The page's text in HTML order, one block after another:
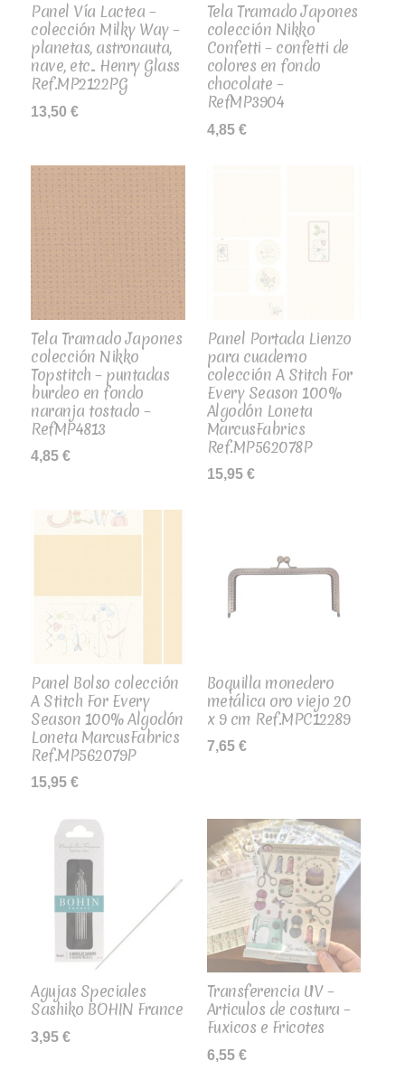
Panel Vía Lactea –
colección Milky Way –
planetas, astronauta,
nave, etc.. Henry Glass
Ref.MP2122PG
13,50 €
Tela Tramado Japones
colección Nikko
Confetti – confetti de
colores en fondo
chocolate –
RefMP3904
4,85 €
Tela Tramado Japones
colección Nikko
Topstitch – puntadas
burdeo en fondo
naranja tostado –
RefMP4813
4,85 €
Panel Portada Lienzo
para cuaderno
colección A Stitch For
Every Season 100%
Algodón Loneta
MarcusFabrics
Ref.MP562078P
15,95 €
Panel Bolso colección
A Stitch For Every
Season 100% Algodón
Loneta MarcusFabrics
Ref.MP562079P
15,95 €
Boquilla monedero
metálica oro viejo 20
x 9 cm Ref.MPC12289
7,65 €
Agujas Speciales
Sashiko BOHIN France
3,95 €
Transferencia UV –
Articulos de costura –
Fuxicos e Fricotes
6,55 €